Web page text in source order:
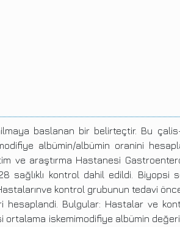
baslanan bir belirteçtir. Bu
albümin/albümin oranini
ve araştırma Hastanesi
kontrol dahil edildi. Biyopsi
kontrol grubunun tedavi
Bulgular: Hastalar ve
ortalama iskemimodifiye albümin